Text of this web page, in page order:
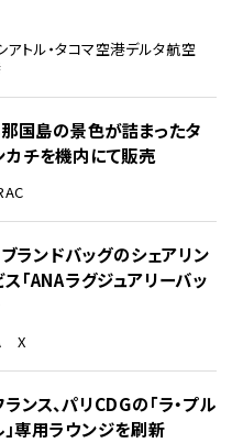
アトル・タコマ空港デルタ航空
那国島の景色が詰まったタ
カチを機内にて販売
ランドバッグのシェアリン
「ANAラグジュアリーバッ
X
ンス、パリCDGの「ラ・プル
」専用ラウンジを刷新